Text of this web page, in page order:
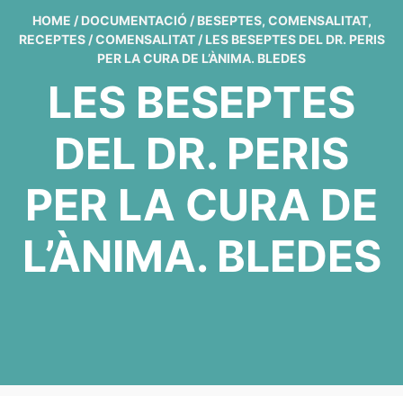
HOME / DOCUMENTACIÓ / BESEPTES, COMENSALITAT,
RECEPTES / COMENSALITAT / LES BESEPTES DEL DR. PERIS
PER LA CURA DE L’ÀNIMA. BLEDES
LES BESEPTES
DEL DR. PERIS
PER LA CURA DE
L’ÀNIMA. BLEDES